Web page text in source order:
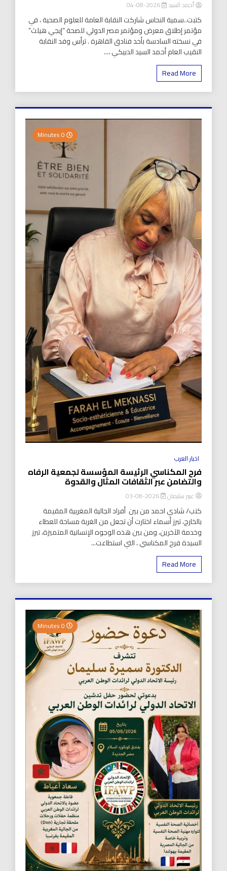
أحمد السيد 2026-08-04
كتبت..سمية النحاس شاركت النقابة العامة للعلوم الصحية ، في
مؤتمر إطلاق معرض ومؤتمر مصر الدولي للصحة “إيجي هيلث”
في نسخته السادسة بأحد فنادق القاهرة . ترأس وفد النقابة
النقيب العام أحمد السيد الدبيكي ،...
Read More
اخبار العرب
فرح المكناسي الرئيسة المؤسسة لجمعية الرفاه
والتضامن عبر الثقافات المثال والقدوة
عبير سليمان 2026-08-03
كتب/ شادي احمد من بين أفراد الجالية المغربية المقيمة
بالخارج، تبرز أسماء اختارت أن تجعل من الغربة مساحة للعطاء
وخدمة الآخرين، ومن بين هذه الوجوه الإنسانية المتميزة، تبرز
السيدة فرح المكناسي ، التي استطاعت...
Read More